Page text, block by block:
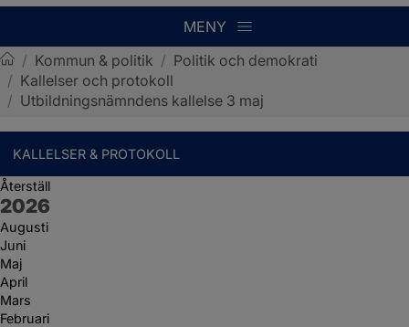
MENY
Sotenäs kommun
/ Kommun & politik / Politik och demokrati
/ Kallelser och protokoll
/ Utbildningsnämndens kallelse 3 maj
KALLELSER & PROTOKOLL
Återställ
År:
2026
Augusti
Juni
Maj
April
Mars
Februari